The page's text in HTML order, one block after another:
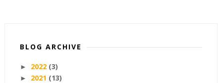
BLOG ARCHIVE
► 2022 (3)
► 2021 (13)